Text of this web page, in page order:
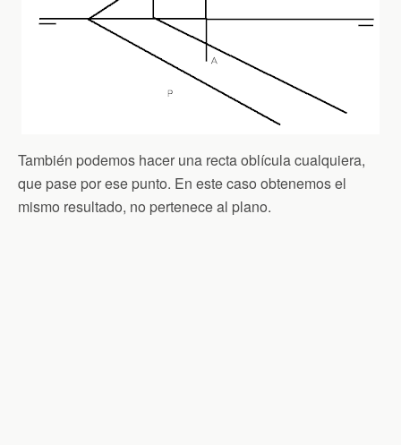
También podemos hacer una recta oblícula cualquiera,
que pase por ese punto. En este caso obtenemos el
mismo resultado, no pertenece al plano.